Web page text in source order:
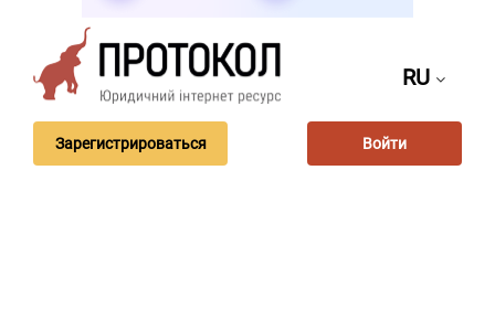
RU
Зарегистрироваться Войти